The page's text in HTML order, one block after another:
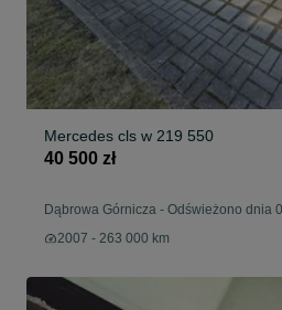
Mercedes cls w 219 550
40 500 zł
Dąbrowa Górnicza - Odświeżono dnia
2007 - 263 000 km